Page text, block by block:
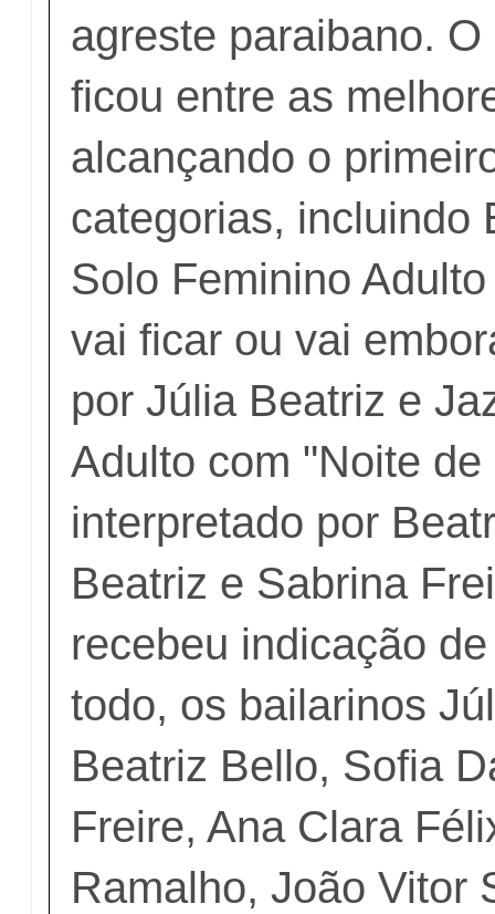
agreste paraibano.
ficou entre as
alcançando o
categorias, incluindo
Solo Feminino
vai ficar ou vai
por Júlia Beatriz e
Adulto com "Noite de
interpretado por
Beatriz e Sabrina
recebeu indicação
todo, os bailarinos
Beatriz Bello, Sofia
Freire, Ana Clara
Ramalho, João Vitor